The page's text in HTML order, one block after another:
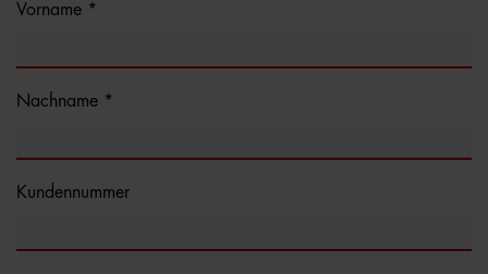
Vorname *
Nachname *
Kundennummer